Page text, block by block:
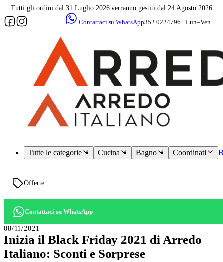
Tutti gli ordini dal 31 Luglio 2026 verranno gestiti dal 24 Agosto 2026
Contattaci su WhatsApp352 0224796 · Lun–Ven
Tutte le categorie Cucina Bagno Coordinati
Offerte
Contattaci su WhatsApp
08/11/2021
Inizia il Black Friday 2021 di Arredo
Italiano: Sconti e Sorprese